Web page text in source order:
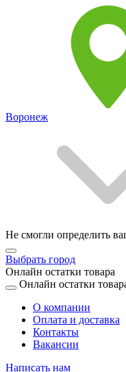
Воронеж
Не смогли определить
Выбрать город
Онлайн остатки товара
Онлайн остатки
О компании
Оплата и доставка
Контакты
Вакансии
Написать нам